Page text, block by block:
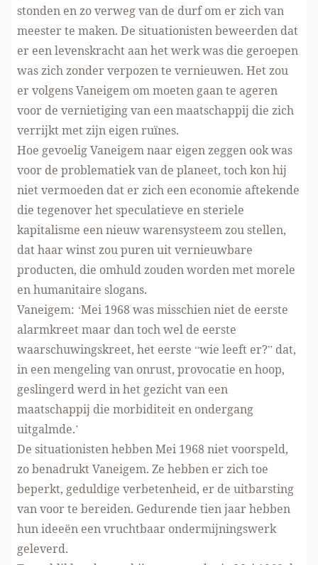
stonden en zo verweg van de durf om er zich van
meester te maken. De situationisten beweerden dat
er een levenskracht aan het werk was die geroepen
was zich zonder verpozen te vernieuwen. Het zou
er volgens Vaneigem om moeten gaan te ageren
voor de vernietiging van een maatschappij die zich
verrijkt met zijn eigen ruïnes.
Hoe gevoelig Vaneigem naar eigen zeggen ook was
voor de problematiek van de planeet, toch kon hij
niet vermoeden dat er zich een economie aftekende
die tegenover het speculatieve en steriele
kapitalisme een nieuw warensysteem zou stellen,
dat haar winst zou puren uit vernieuwbare
producten, die omhuld zouden worden met morele
en humanitaire slogans.
Vaneigem: ‘Mei 1968 was misschien niet de eerste
alarmkreet maar dan toch wel de eerste
waarschuwingskreet, het eerste “wie leeft er?” dat,
in een mengeling van onrust, provocatie en hoop,
geslingerd werd in het gezicht van een
maatschappij die morbiditeit en ondergang
uitgalmde.’
De situationisten hebben Mei 1968 niet voorspeld,
zo benadrukt Vaneigem. Ze hebben er zich toe
beperkt, geduldige verbetenheid, er de uitbarsting
van voor te bereiden. Gedurende tien jaar hebben
hun ideeën een vruchtbaar ondermijningswerk
geleverd.